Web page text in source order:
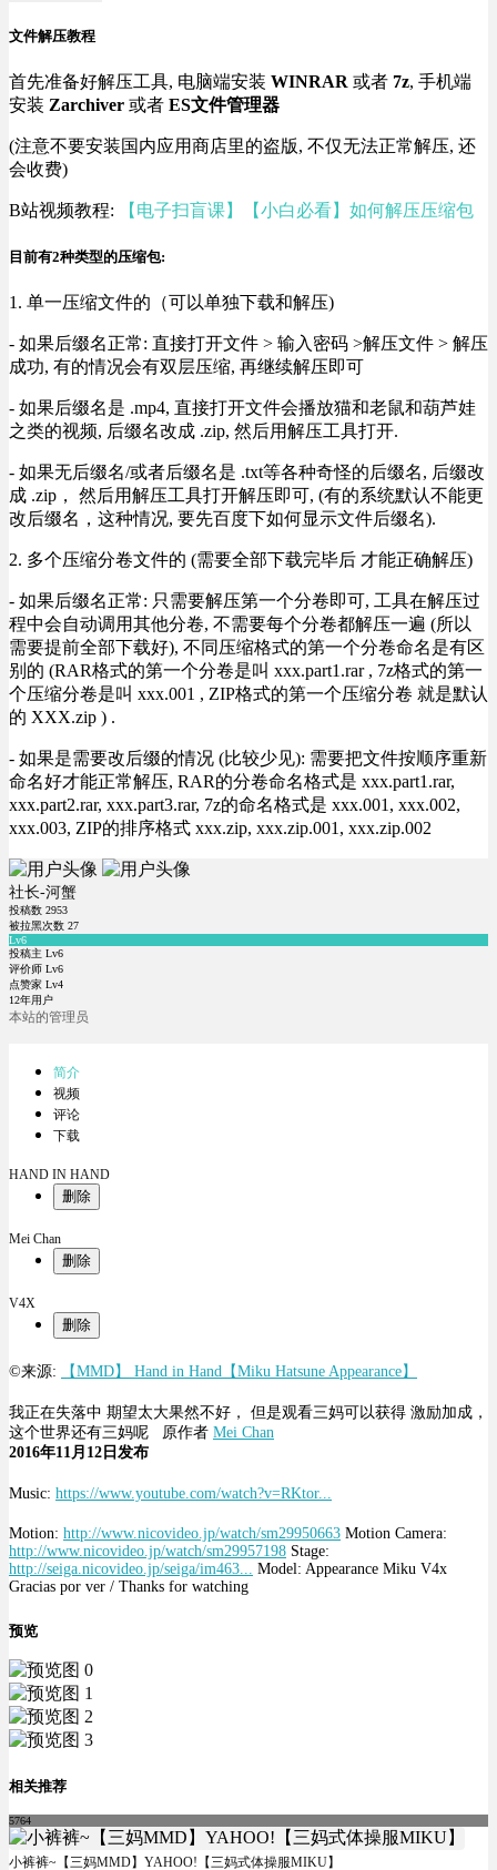
文件解压教程
首先准备好解压工具, 电脑端安装 WINRAR 或者 7z, 手机端
安装 Zarchiver 或者 ES文件管理器
(注意不要安装国内应用商店里的盗版, 不仅无法正常解压, 还
会收费)
B站视频教程: 【电子扫盲课】【小白必看】如何解压压缩包
目前有2种类型的压缩包:
1. 单一压缩文件的（可以单独下载和解压)
- 如果后缀名正常: 直接打开文件 > 输入密码 >解压文件 > 解压
成功, 有的情况会有双层压缩, 再继续解压即可
- 如果后缀名是 .mp4, 直接打开文件会播放猫和老鼠和葫芦娃
之类的视频, 后缀名改成 .zip, 然后用解压工具打开.
- 如果无后缀名/或者后缀名是 .txt等各种奇怪的后缀名, 后缀改
成 .zip， 然后用解压工具打开解压即可, (有的系统默认不能更
改后缀名，这种情况, 要先百度下如何显示文件后缀名).
2. 多个压缩分卷文件的 (需要全部下载完毕后 才能正确解压)
- 如果后缀名正常: 只需要解压第一个分卷即可, 工具在解压过
程中会自动调用其他分卷, 不需要每个分卷都解压一遍 (所以
需要提前全部下载好), 不同压缩格式的第一个分卷命名是有区
别的 (RAR格式的第一个分卷是叫 xxx.part1.rar , 7z格式的第一
个压缩分卷是叫 xxx.001 , ZIP格式的第一个压缩分卷 就是默认
的 XXX.zip ) .
- 如果是需要改后缀的情况 (比较少见): 需要把文件按顺序重新
命名好才能正常解压, RAR的分卷命名格式是 xxx.part1.rar,
xxx.part2.rar, xxx.part3.rar, 7z的命名格式是 xxx.001, xxx.002,
xxx.003, ZIP的排序格式 xxx.zip, xxx.zip.001, xxx.zip.002
社长-河蟹
投稿数 2953
被拉黑次数 27
Lv6
投稿主 Lv6
评价师 Lv6
点赞家 Lv4
12年用户
本站的管理员
简介
视频
评论
下载
HAND IN HAND
删除
Mei Chan
删除
V4X
删除
©来源: 【MMD】 Hand in Hand【Miku Hatsune Appearance】
我正在失落中 期望太大果然不好， 但是观看三妈可以获得 激励加成，
这个世界还有三妈呢 原作者 Mei Chan
2016年11月12日发布
Music: https://www.youtube.com/watch?v=RKtor...
Motion: http://www.nicovideo.jp/watch/sm29950663 Motion Camera:
http://www.nicovideo.jp/watch/sm29957198 Stage:
http://seiga.nicovideo.jp/seiga/im463... Model: Appearance Miku V4x
Gracias por ver / Thanks for watching
预览
相关推荐
5764
小裤裤~【三妈MMD】YAHOO!【三妈式体操服MIKU】